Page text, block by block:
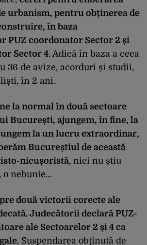
urbanism, pentru obținerea de
în baza
PUZ coordonator Sector 2 și
Sector 4. Adică în baza a ceea
36 de avize, acorduri și studii,
în 2 ani.
la normal în două sectoare
București, ajungem, în fine, la
la un lucru extraordinar,
Bucureștiul de această
nicușoristă, nici nu știu
o nebunie…
două victorii corecte ale
Judecătorii declară PUZ-
ale Sectoarelor 2 și 4 ca
. Suspendarea obținută de